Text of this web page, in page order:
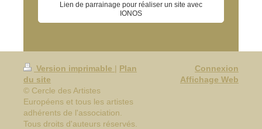
Lien de parrainage pour réaliser un site avec
IONOS
Version imprimable | Plan
du site
© Cercle des Artistes
Européens et tous les artistes
adhérents de l'association.
Tous droits d'auteurs réservés.
Connexion
Affichage Web